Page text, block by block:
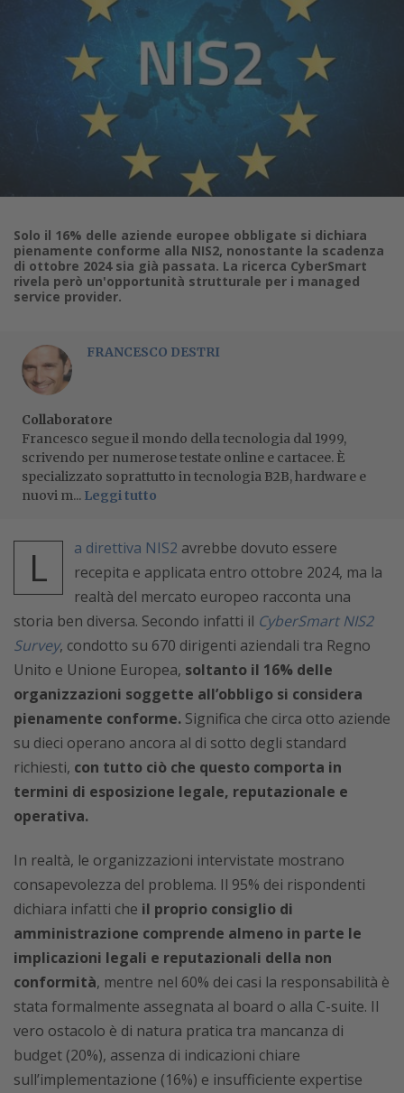
Solo il 16% delle aziende europee obbligate si dichiara
pienamente conforme alla NIS2, nonostante la scadenza
di ottobre 2024 sia già passata. La ricerca CyberSmart
rivela però un'opportunità strutturale per i managed
service provider.
FRANCESCO DESTRI
Collaboratore
Francesco segue il mondo della tecnologia dal 1999,
scrivendo per numerose testate online e cartacee. È
specializzato soprattutto in tecnologia B2B, hardware e
nuovi m... Leggi tutto
L a direttiva NIS2 avrebbe dovuto essere
recepita e applicata entro ottobre 2024, ma la
realtà del mercato europeo racconta una
storia ben diversa. Secondo infatti il CyberSmart NIS2
Survey, condotto su 670 dirigenti aziendali tra Regno
Unito e Unione Europea, soltanto il 16% delle
organizzazioni soggette all’obbligo si considera
pienamente conforme. Significa che circa otto aziende
su dieci operano ancora al di sotto degli standard
richiesti, con tutto ciò che questo comporta in
termini di esposizione legale, reputazionale e
operativa.
In realtà, le organizzazioni intervistate mostrano
consapevolezza del problema. Il 95% dei rispondenti
dichiara infatti che il proprio consiglio di
amministrazione comprende almeno in parte le
implicazioni legali e reputazionali della non
conformità, mentre nel 60% dei casi la responsabilità è
stata formalmente assegnata al board o alla C-suite. Il
vero ostacolo è di natura pratica tra mancanza di
budget (20%), assenza di indicazioni chiare
sull’implementazione (16%) e insufficiente expertise